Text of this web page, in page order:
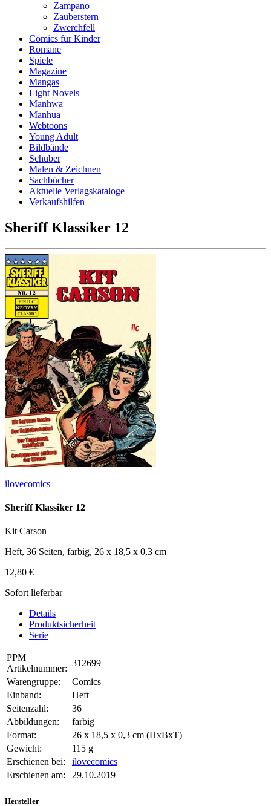
Zampano
Zauberstern
Zwerchfell
Comics für Kinder
Romane
Spiele
Magazine
Mangas
Light Novels
Manhwa
Manhua
Webtoons
Young Adult
Bildbände
Schuber
Malen & Zeichnen
Sachbücher
Aktuelle Verlagskataloge
Verkaufshilfen
Sheriff Klassiker 12
ilovecomics
Sheriff Klassiker 12
Kit Carson
Heft, 36 Seiten, farbig, 26 x 18,5 x 0,3 cm
12,80 €
Sofort lieferbar
Details
Produktsicherheit
Serie
PPM
Artikelnummer:
312699
Warengruppe:
Comics
Einband:
Heft
Seitenzahl:
36
Abbildungen:
farbig
Format:
26 x 18,5 x 0,3 cm (HxBxT)
Gewicht:
115 g
Erschienen bei:
ilovecomics
Erschienen am:
29.10.2019
Hersteller